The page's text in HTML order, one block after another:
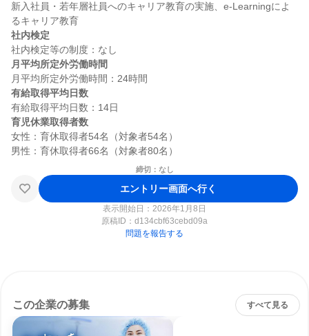
新入社員・若年層社員へのキャリア教育の実施、e-Learningによ
社内検定
月平均所定外労働時間
有給取得平均日数
育児休業取得者数
女性：育休取得者54名（対象者54名）
締切：なし
エントリー画面へ行く
表示開始日：2026年1月8日
原稿ID： d134cbf63cebd09a
問題を報告する
この企業の募集 すべて見る